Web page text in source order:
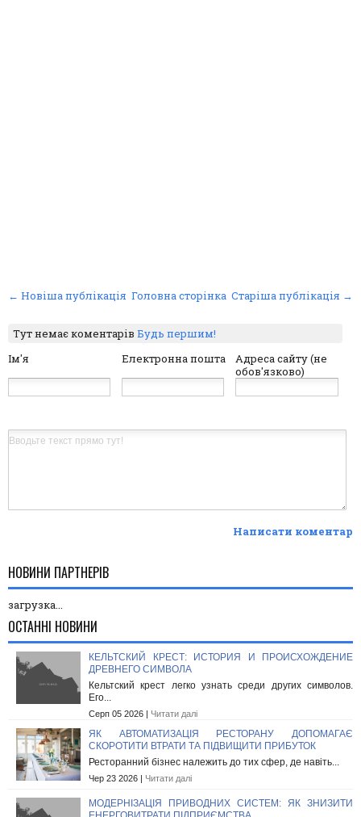
← Новіша публікація Старіша публікація →
Головна сторінка
Тут немає коментарівБудь першим!
Ім'я
Електронна пошта
Адреса сайту (не
обов'язково)
Написати коментар
НОВИНИ ПАРТНЕРІВ
загрузка...
ОСТАННІ НОВИНИ
КЕЛЬТСКИЙ КРЕСТ: ИСТОРИЯ И ПРОИСХОЖДЕНИЕ
ДРЕВНЕГО СИМВОЛА
Кельтский крест легко узнать среди других символов.
Его...
Серп 05 2026 | Читати далі
ЯК АВТОМАТИЗАЦІЯ РЕСТОРАНУ ДОПОМАГАЄ
СКОРОТИТИ ВТРАТИ ТА ПІДВИЩИТИ ПРИБУТОК
Ресторанний бізнес належить до тих сфер, де навіть...
Чер 23 2026 | Читати далі
МОДЕРНІЗАЦІЯ ПРИВОДНИХ СИСТЕМ: ЯК ЗНИЗИТИ